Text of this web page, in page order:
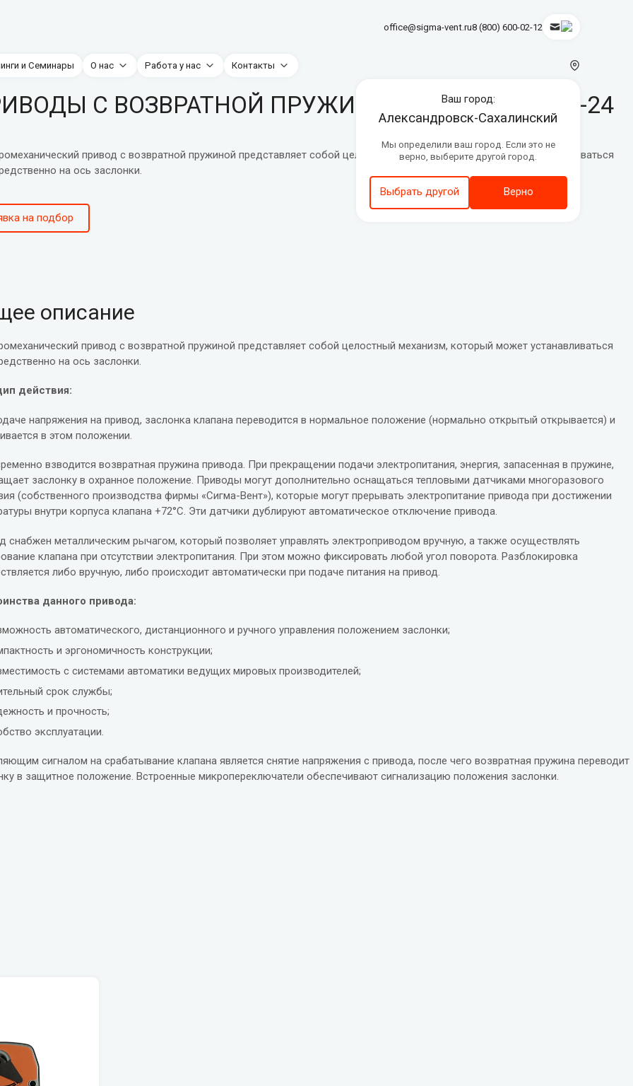
office@sigma-vent.ru8 (800) 600-02-12
и Семинары О нас Работа у нас Контакты
Ваш город:
Александровск-Сахалинский
Мы определили ваш город. Если это не
верно, выберите другой город.
Выбрать другой Верно
C ВОЗВРАТНОЙ ПРУЖИНОЙ SVF8-230; SVF8-24
привод с возвратной пружиной представляет собой целостный механизм, который может устанавливаться
на ось заслонки.
на подбор
описание
привод с возвратной пружиной представляет собой целостный механизм, который может устанавливаться
на ось заслонки.
действия:
напряжения на привод, заслонка клапана переводится в нормальное положение (нормально открытый открывается) и
в этом положении.
взводится возвратная пружина привода. При прекращении подачи электропитания, энергия, запасенная в пружине,
заслонку в охранное положение. Приводы могут дополнительно оснащаться тепловыми датчиками многоразового
(собственного производства фирмы «Сигма-Вент»), которые могут прерывать электропитание привода при достижении
внутри корпуса клапана +72°С. Эти датчики дублируют автоматическое отключение привода.
снабжен металлическим рычагом, который позволяет управлять электроприводом вручную, а также осуществлять
клапана при отсутствии электропитания. При этом можно фиксировать любой угол поворота. Разблокировка
либо вручную, либо происходит автоматически при подаче питания на привод.
данного привода:
автоматического, дистанционного и ручного управления положением заслонки;
и эргономичность конструкции;
с системами автоматики ведущих мировых производителей;
срок службы;
и прочность;
эксплуатации.
сигналом на срабатывание клапана является снятие напряжения с привода, после чего возвратная пружина переводит
в защитное положение. Встроенные микропереключатели обеспечивают сигнализацию положения заслонки.